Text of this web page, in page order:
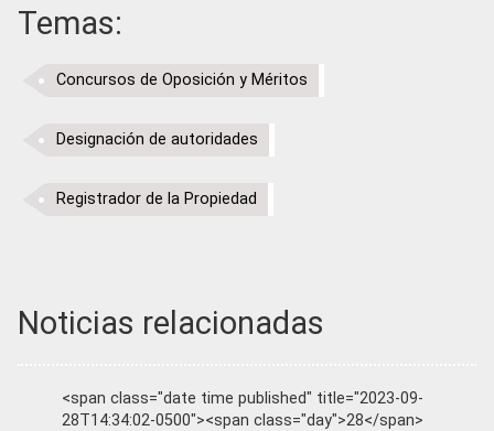
Temas:
Concursos de Oposición y Méritos
Designación de autoridades
Registrador de la Propiedad
Noticias relacionadas
<span class="date time published" title="2023-09-
28T14:34:02-0500"><span class="day">28</span>